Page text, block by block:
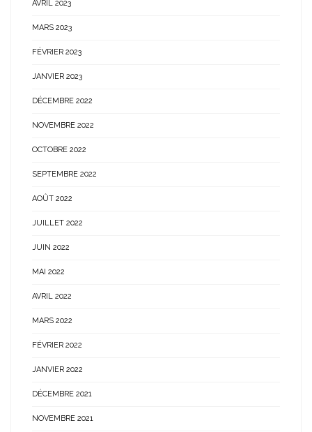
AVRIL 2023
MARS 2023
FÉVRIER 2023
JANVIER 2023
DÉCEMBRE 2022
NOVEMBRE 2022
OCTOBRE 2022
SEPTEMBRE 2022
AOÛT 2022
JUILLET 2022
JUIN 2022
MAI 2022
AVRIL 2022
MARS 2022
FÉVRIER 2022
JANVIER 2022
DÉCEMBRE 2021
NOVEMBRE 2021